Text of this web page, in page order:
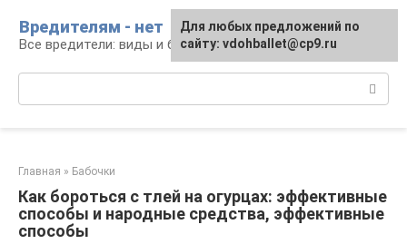
контенту
Вредителям - нет
Все вредители: виды и борьба
Главная » Бабочки
Как бороться с тлей на огурцах: эффективные
способы и народные средства, эффективные
способы
Для любых предложений по
сайту: vdohballet@cp9.ru